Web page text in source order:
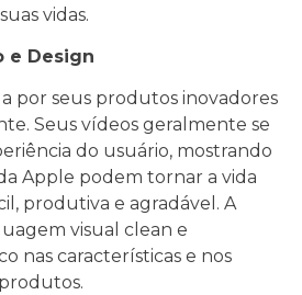
vidas.
e Design
por seus produtos inovadores
Seus vídeos geralmente se
do usuário, mostrando
Apple podem tornar a vida
produtiva e agradável. A
visual clean e
nas características e nos